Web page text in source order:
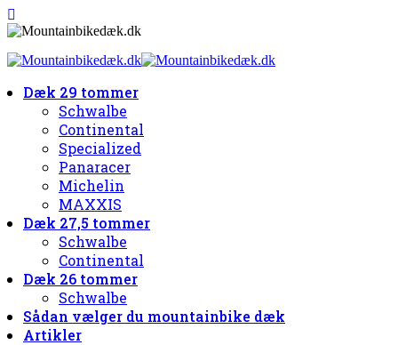
Dæk 29 tommer
Schwalbe
Continental
Specialized
Panaracer
Michelin
MAXXIS
Dæk 27,5 tommer
Schwalbe
Continental
Dæk 26 tommer
Schwalbe
Sådan vælger du mountainbike dæk
Artikler